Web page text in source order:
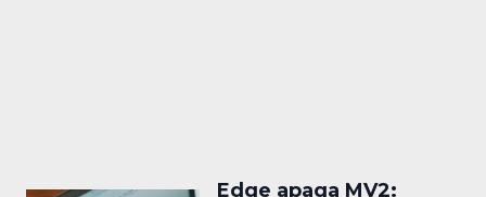
Edge apaga MV2: